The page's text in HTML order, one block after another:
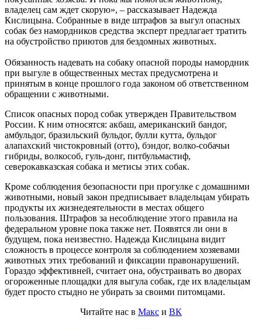
владелец сам ждет скорую», – рассказывает Надежда
Кислицына. Собранные в виде штрафов за выгул опасных
собак без намордников средства эксперт предлагает тратить
на обустройство приютов для бездомных животных.
Обязанность надевать на собаку опасной породы намордник
при выгуле в общественных местах предусмотрена и
принятым в конце прошлого года законом об ответственном
обращении с животными.
Список опасных пород собак утвержден Правительством
России. К ним относятся: акбаш, американский бандог,
амбульдог, бразильский бульдог, булли кутта, бульдог
алапахский чистокровный (отто), бэндог, волко-собачьи
гибриды, волкособ, гуль-донг, питбульмастиф,
северокавказская собака и метисы этих собак.
Кроме соблюдения безопасности при прогулке с домашними
животными, новый закон предписывает владельцам убирать
продукты их жизнедеятельности в местах общего
пользования. Штрафов за несоблюдение этого правила на
федеральном уровне пока также нет. Появятся ли они в
будущем, пока неизвестно. Надежда Кислицына видит
сложность в процессе контроля за соблюдением хозяевами
животных этих требований и фиксации правонарушений.
Гораздо эффективней, считает она, обустраивать во дворах
огороженные площадки для выгула собак, где их владельцам
будет просто стыдно не убирать за своими питомцами.
Читайте нас в Макс и ВК